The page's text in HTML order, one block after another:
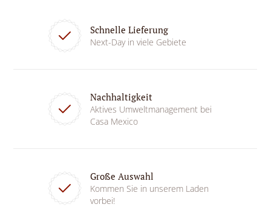
Schnelle Lieferung
Next-Day in viele Gebiete
Nachhaltigkeit
Aktives Umweltmanagement bei
Casa Mexico
Große Auswahl
Kommen Sie in unserem Laden
vorbei!